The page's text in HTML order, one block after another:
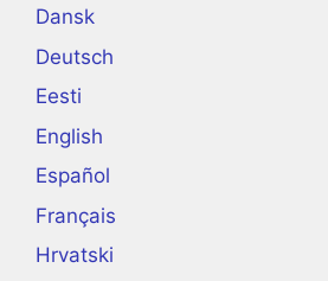
Dansk
Deutsch
Eesti
English
Español
Français
Hrvatski